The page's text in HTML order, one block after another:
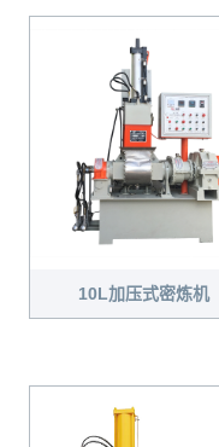
10L加压式密炼机